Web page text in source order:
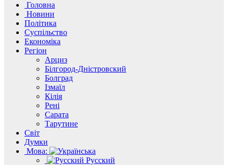
Головна
Новини
Політика
Суспільство
Економіка
Регіон
Арциз
Білгород-Дністровский
Болград
Ізмаїл
Кілія
Рені
Сарата
Тарутине
Світ
Думки
Мова:
Русский